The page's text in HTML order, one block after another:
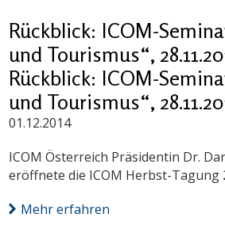
Rückblick: ICOM-
und Tourismus“,
Rückblick: ICOM-
und Tourismus“,
01.12.2014
ICOM Österreich Präsidentin Dr.
eröffnete die ICOM Herbst-Tagung
Mehr erfahren